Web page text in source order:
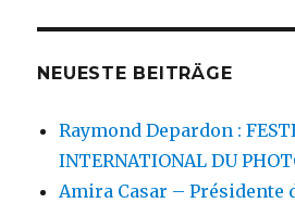
NEUESTE BEITRÄGE
Raymond Depardon :
INTERNATIONAL DU
Amira Casar – Présidente